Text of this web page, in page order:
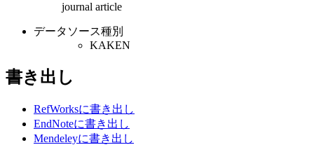
journal article
データソース種別
KAKEN
書き出し
RefWorksに書き出し
EndNoteに書き出し
Mendeleyに書き出し